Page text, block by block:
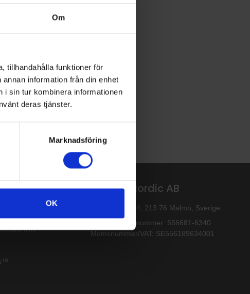
Om
tillhandahålla funktioner för
information från din enhet
i sin tur kombinera informationen
deras tjänster.
Marknadsföring
OK
Altro Nordic AB
Flintyxegatan 4, 213 76 Malmö, Sverige
Organisationsnummer: 556681-6340
Momsnummer/VAT: SE556189634001